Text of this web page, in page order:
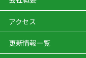
アクセス
更新情報一覧